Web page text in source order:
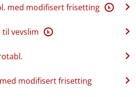
med modifisert frisetting K
vevslim K
modifisert frisetting